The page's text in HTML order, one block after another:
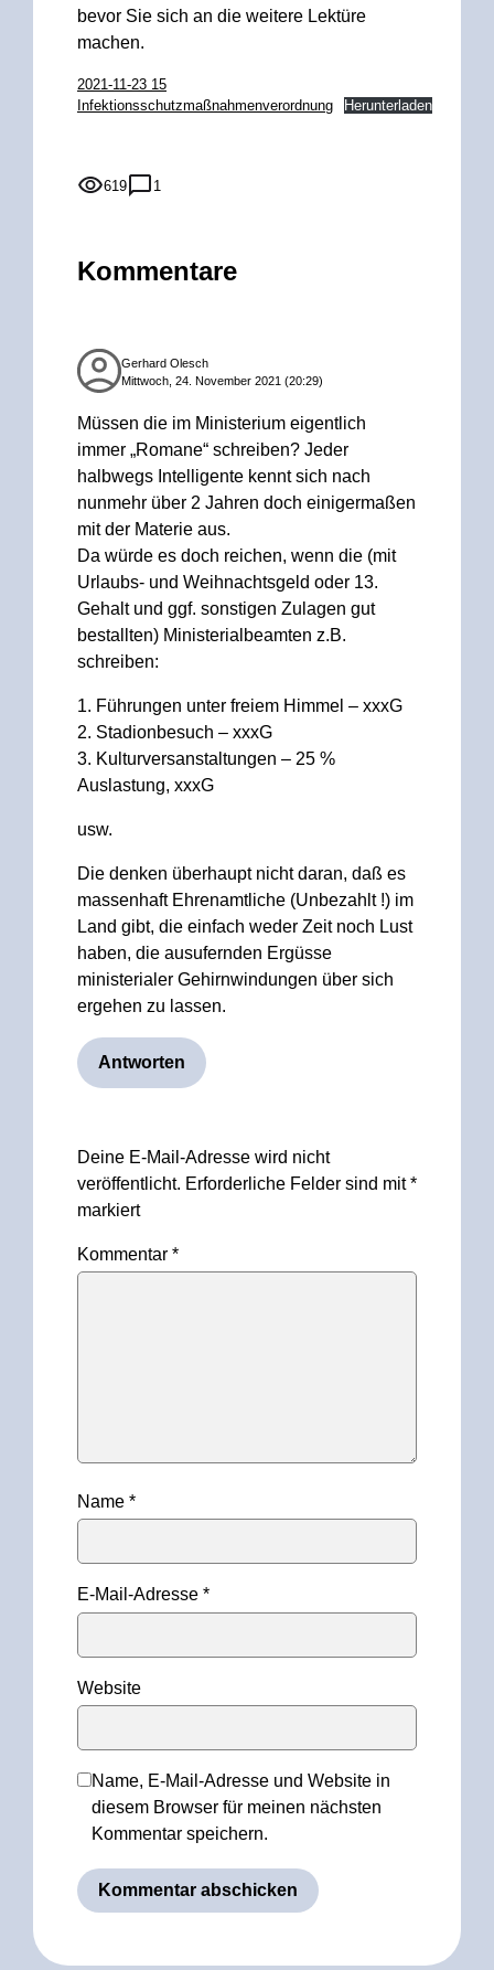
bevor Sie sich an die weitere Lektüre
machen.
2021-11-23 15
Infektionsschutzmaßnahmenverordnung
Herunterladen
619 1
Kommentare
Gerhard Olesch
Mittwoch, 24. November 2021 (20:29)
Müssen die im Ministerium eigentlich
immer „Romane“ schreiben? Jeder
halbwegs Intelligente kennt sich nach
nunmehr über 2 Jahren doch einigermaßen
mit der Materie aus.
Da würde es doch reichen, wenn die (mit
Urlaubs- und Weihnachtsgeld oder 13.
Gehalt und ggf. sonstigen Zulagen gut
bestallten) Ministerialbeamten z.B.
schreiben:
1. Führungen unter freiem Himmel – xxxG
2. Stadionbesuch – xxxG
3. Kulturversanstaltungen – 25 %
Auslastung, xxxG
usw.
Die denken überhaupt nicht daran, daß es
massenhaft Ehrenamtliche (Unbezahlt !) im
Land gibt, die einfach weder Zeit noch Lust
haben, die ausufernden Ergüsse
ministerialer Gehirnwindungen über sich
ergehen zu lassen.
Antworten
Hinterlasse
einen
Kommentar
Deine E-Mail-Adresse wird nicht
veröffentlicht. Erforderliche Felder sind mit*
markiert
Kommentar *
Name *
E-Mail-Adresse *
Website
Name, E-Mail-Adresse und Website in
diesem Browser für meinen nächsten
Kommentar speichern.